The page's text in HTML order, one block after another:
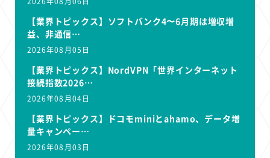
【業界トピックス】ソフトバンク4〜6月期は増収増
益、非通信…
2026年08月05日
【業界トピックス】NordVPN「世界インターネット
接続指数2026…
2026年08月04日
【業界トピックス】ドコモminiとahamo、データ増
量キャンペー…
2026年08月03日